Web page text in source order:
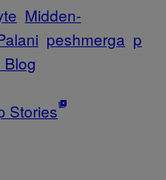
Midden-
peshmerga p
Blog
Stories